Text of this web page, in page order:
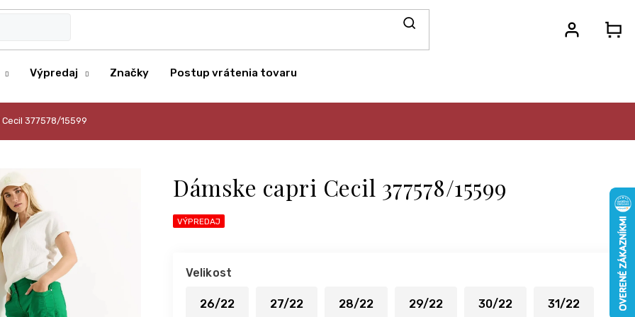
Výpredaj Značky Postup vrátenia tovaru
377578/15599
Dámske capri Cecil 377578/15599
VÝPREDAJ
Velikost
26/22 27/22 28/22 29/22 30/22 31/22